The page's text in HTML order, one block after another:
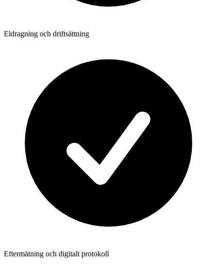
Eldragning och driftsättning
Eftermätning och digitalt protokoll